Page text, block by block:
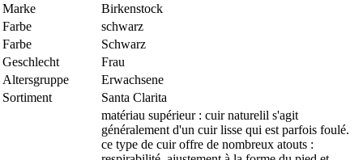
Marke
Birkenstock
Farbe
schwarz
Farbe
Schwarz
Geschlecht
Frau
Altersgruppe
Erwachsene
Sortiment
Santa Clarita
matériau supérieur : cuir naturelil s'agit
généralement d'un cuir lisse qui est parfois foulé.
ce type de cuir offre de nombreux atouts :